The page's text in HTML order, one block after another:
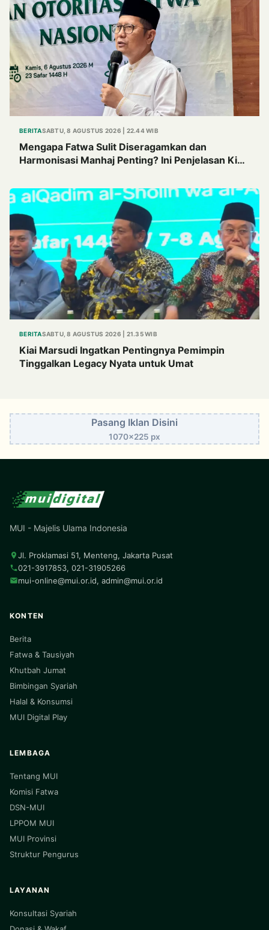
BERITASABTU, 8 AGUSTUS 2026 | 22.44 WIB
Mengapa Fatwa Sulit Diseragamkan dan
Harmonisasi Manhaj Penting? Ini Penjelasan Kiai
BERITASABTU, 8 AGUSTUS 2026 | 21.35 WIB
Kiai Marsudi Ingatkan Pentingnya Pemimpin
Tinggalkan Legacy Nyata untuk Umat
Pasang Iklan Disini
1070x225 px
MUI - Majelis Ulama Indonesia
Jl. Proklamasi 51, Menteng, Jakarta Pusat
021-3917853, 021-31905266
mui-online@mui.or.id, admin@mui.or.id
KONTEN
Berita
Fatwa & Tausiyah
Khutbah Jumat
Bimbingan Syariah
Halal & Konsumsi
MUI Digital Play
LEMBAGA
Tentang MUI
Komisi Fatwa
DSN-MUI
LPPOM MUI
MUI Provinsi
Struktur Pengurus
LAYANAN
Konsultasi Syariah